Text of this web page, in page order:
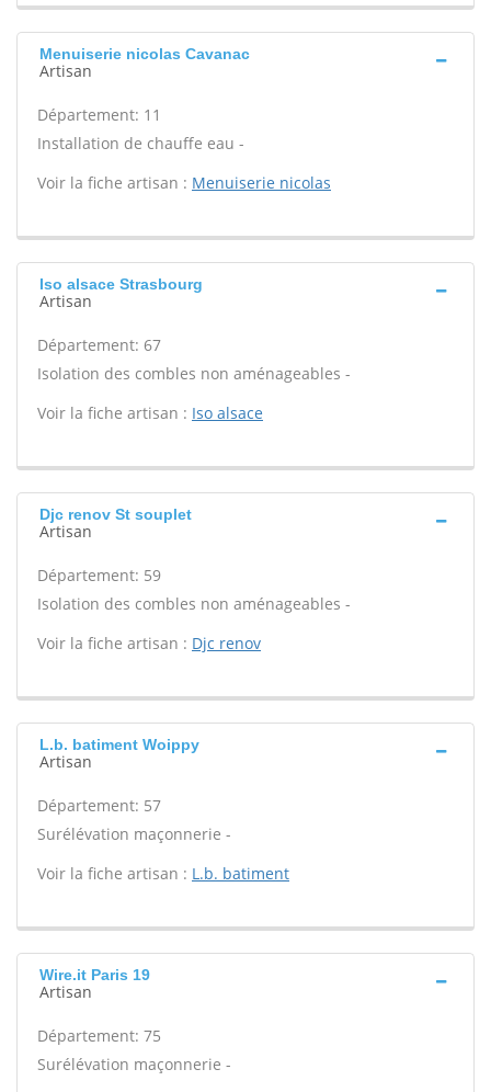
Menuiserie nicolas Cavanac
Artisan
Département: 11
Installation de chauffe eau -
Voir la fiche artisan : Menuiserie nicolas
Iso alsace Strasbourg
Artisan
Département: 67
Isolation des combles non aménageables -
Voir la fiche artisan : Iso alsace
Djc renov St souplet
Artisan
Département: 59
Isolation des combles non aménageables -
Voir la fiche artisan : Djc renov
L.b. batiment Woippy
Artisan
Département: 57
Surélévation maçonnerie -
Voir la fiche artisan : L.b. batiment
Wire.it Paris 19
Artisan
Département: 75
Surélévation maçonnerie -